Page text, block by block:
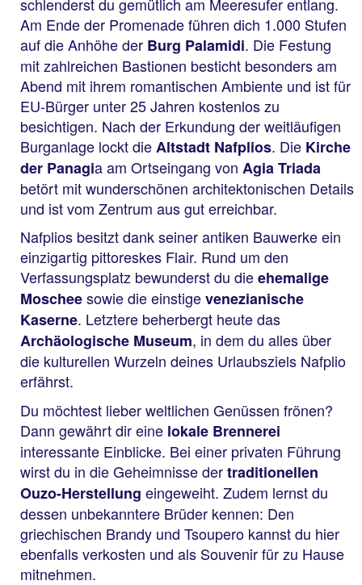
Am Ende der Promenade führen dich 1.000 Stufen
auf die Anhöhe der Burg Palamidi. Die Festung
mit zahlreichen Bastionen besticht besonders am
Abend mit ihrem romantischen Ambiente und ist für
EU-Bürger unter 25 Jahren kostenlos zu
besichtigen. Nach der Erkundung der weitläufigen
Burganlage lockt dieAltstadt Nafplios. Die Kirche
der Panagia am Ortseingang von Agia Triada
betört mit wunderschönen architektonischen Details
und ist vom Zentrum aus gut erreichbar.
Nafplios besitzt dank seiner antiken Bauwerke ein
einzigartig pittoreskes Flair. Rund um den
Verfassungsplatz bewunderst du dieehemalige
Moscheesowie die einstigevenezianische
Kaserne. Letztere beherbergt heute das
Archäologische Museum, in dem du alles über
die kulturellen Wurzeln deines Urlaubsziels Nafplio
erfährst.
Du möchtest lieber weltlichen Genüssen frönen?
Dann gewährt dir eine lokale Brennerei
interessante Einblicke. Bei einer privaten Führung
wirst du in die Geheimnisse dertraditionellen
Ouzo-Herstellung eingeweiht. Zudem lernst du
dessen unbekanntere Brüder kennen: Den
griechischen Brandy und Tsoupero kannst du hier
ebenfalls verkosten und als Souvenir für zu Hause
mitnehmen.